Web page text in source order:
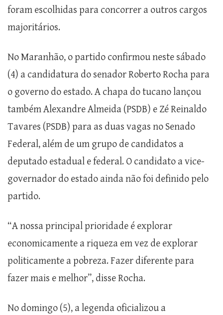
foram escolhidas para concorrer a outros cargos
majoritários.
No Maranhão, o partido confirmou neste sábado
(4) a candidatura do senador Roberto Rocha para
o governo do estado. A chapa do tucano lançou
também Alexandre Almeida (PSDB) e Zé Reinaldo
Tavares (PSDB) para as duas vagas no Senado
Federal, além de um grupo de candidatos a
deputado estadual e federal. O candidato a vice-
governador do estado ainda não foi definido pelo
partido.
“A nossa principal prioridade é explorar
economicamente a riqueza em vez de explorar
politicamente a pobreza. Fazer diferente para
fazer mais e melhor”, disse Rocha.
No domingo (5), a legenda oficializou a